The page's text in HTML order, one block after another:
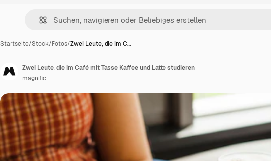
Startseite/Stock/Fotos/Zwei Leute, die im C…
Zwei Leute, die im Café mit Tasse Kaffee und Latte studieren
magnific